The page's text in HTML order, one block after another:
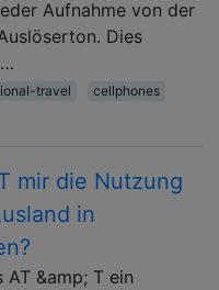
Aufnahme von der
Dies
travel
cellphones
mir die Nutzung
in
AT &amp; T ein